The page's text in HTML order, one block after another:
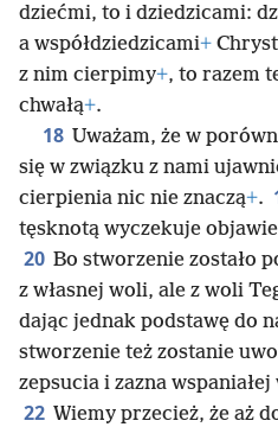
dziećmi, to i dziedzicami:
a współdziedzicami+
z nim cierpimy+, to razem
chwałą+.
18 Uważam, że w
się w związku z nami
cierpienia nic nie znaczą+.
tęsknotą wyczekuje
20 Bo stworzenie zostało
z własnej woli, ale z woli
dając jednak podstawę do
stworzenie też zostanie
zepsucia i zazna
22 Wiemy przecież, że aż